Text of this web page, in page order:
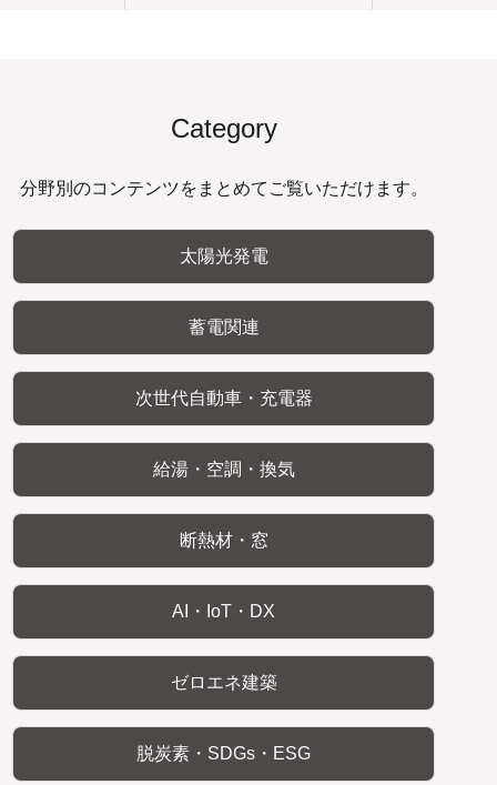
Category
分野別のコンテンツをまとめてご覧いただけます。
太陽光発電
蓄電関連
次世代自動車・充電器
給湯・空調・換気
断熱材・窓
AI・IoT・DX
ゼロエネ建築
脱炭素・SDGs・ESG